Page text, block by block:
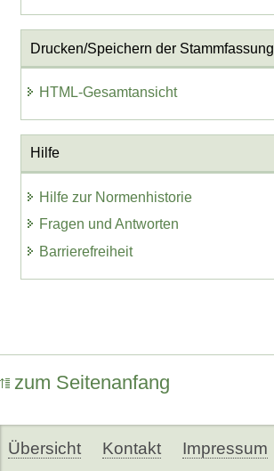
Drucken/Speichern der Stammfassung
HTML-Gesamtansicht
Hilfe
Hilfe zur Normenhistorie
Fragen und Antworten
Barrierefreiheit
zum Seitenanfang
Übersicht Kontakt Impressum